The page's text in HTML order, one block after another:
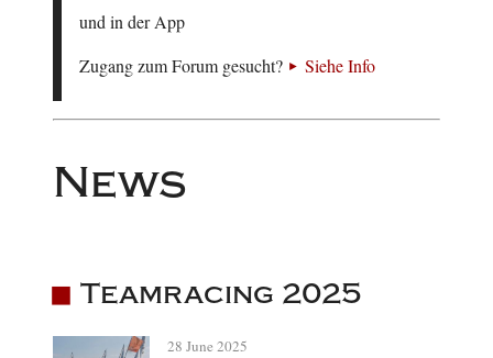
und in der App
Zugang zum Forum gesucht?
Siehe Info
News
Teamracing 2025
28 June 2025